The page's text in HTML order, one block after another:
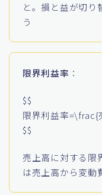
と。損と益が切り
う
限界利益率 ：
$$
限界利益率=\frac{
$$
売上高に対する限
は売上高から変動